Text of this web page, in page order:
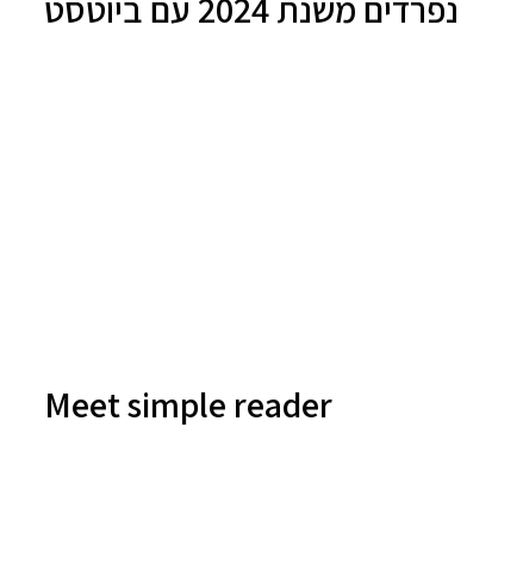
נפרדים משנת 2024 עם ביוטסט
Meet simple reader